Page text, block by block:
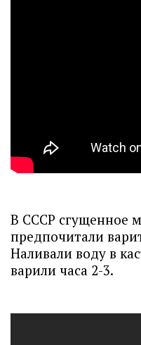
В СССР сгущенное
предпочитали
Наливали воду в
варили часа 2-3.